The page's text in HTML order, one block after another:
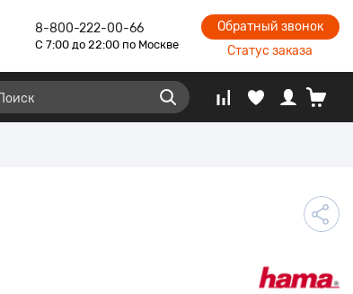
8-800-222-00-66
С 7:00 до 22:00 по Москве
Обратный звонок
Статус заказа